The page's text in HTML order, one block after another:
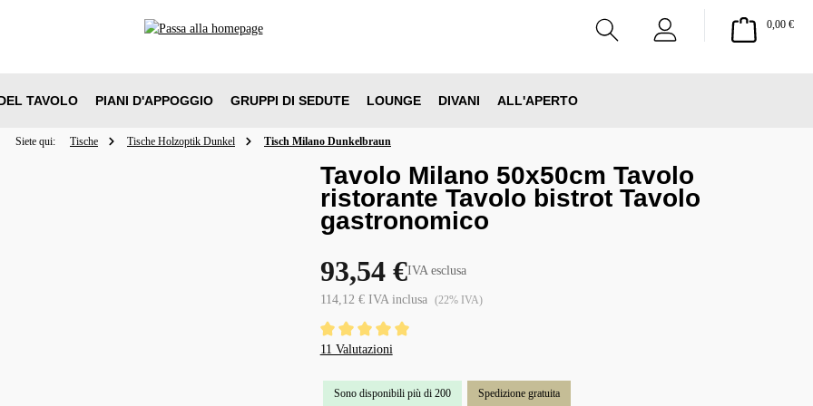
0,00 €Il
TAVOLO PIANI D'APPOGGIO GRUPPI DI SEDUTE LOUNGE DIVANI ALL'APERTO
Siete qui: Tische Tische Holzoptik Dunkel Tisch Milano Dunkelbraun
Tavolo Milano 50x50cm Tavolo
ristorante Tavolo bistrot Tavolo
gastronomico
93,54 €IVA esclusa
114,12 € IVA inclusa (22% IVA)
Valutazione media di 5 su 5 stelle
11 Valutazioni
Sono disponibili più di 200 Spedizione gratuita